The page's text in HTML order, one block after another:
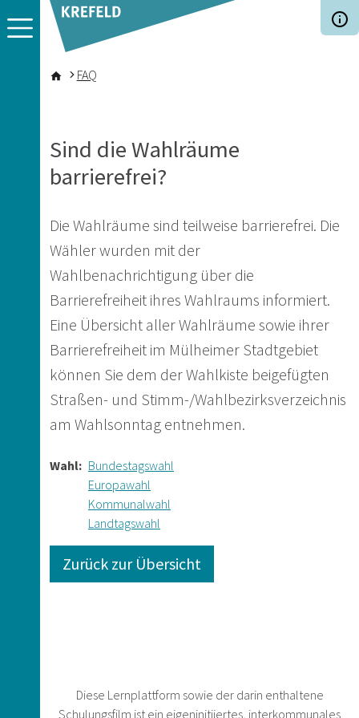
Direkt zum Inhalt
Pfadnavigation
FAQ
Sind die Wahlräume
barrierefrei?
Die Wahlräume sind teilweise barrierefrei. Die
Wähler wurden mit der
Wahlbenachrichtigung über die
Barrierefreiheit ihres Wahlraums informiert.
Eine Übersicht aller Wahlräume sowie ihrer
Barrierefreiheit im Mülheimer Stadtgebiet
können Sie dem der Wahlkiste beigefügten
Straßen- und Stimm-/Wahlbezirksverzeichnis
am Wahlsonntag entnehmen.
Wahl
Bundestagswahl
Europawahl
Kommunalwahl
Landtagswahl
Zurück zur Übersicht
Diese Lernplattform sowie der darin enthaltene
Schulungsfilm ist ein eigeninitiiertes, interkommunales